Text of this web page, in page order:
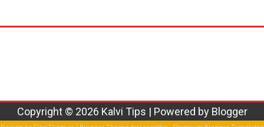
Copyright © 2026 Kalvi Tips | Powered by Blogger